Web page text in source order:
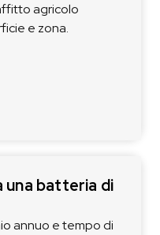
agricolo
e zona.
una batteria di
annuo e tempo di